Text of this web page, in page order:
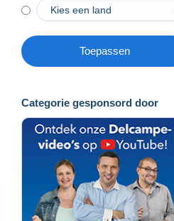
Toepassen
Categorie gesponsord door